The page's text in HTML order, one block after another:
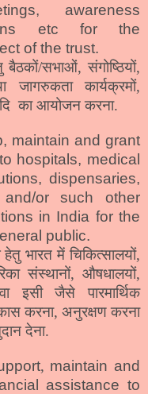
awareness
etc for the
of the trust.
बैठकों/सभाओं, संगोष्ठियों,
कार्यक्रमों,
का आयोजन करना.
maintain and grant
hospitals, medical
dispensaries,
or such other
in India for the
public.
भारत में चिकित्सालयों,
संस्थानों, औषधालयों,
इसी जैसे पारमार्थिक
करना, अनुरक्षण करना
देना.
, maintain and
ancial assistance to